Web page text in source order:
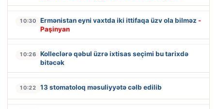
10:30 Ermənistan eyni vaxtda iki ittifaqa üzv ola bilməz -
Paşinyan
10:26
Kolleclərə qəbul üzrə ixtisas seçimi bu tarixdə
bitəcək
10:22 13 stomatoloq məsuliyyətə cəlb edilib